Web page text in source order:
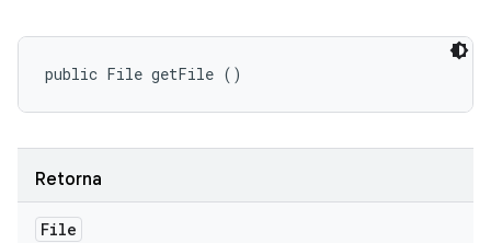
public File getFile ()
Retorna
File